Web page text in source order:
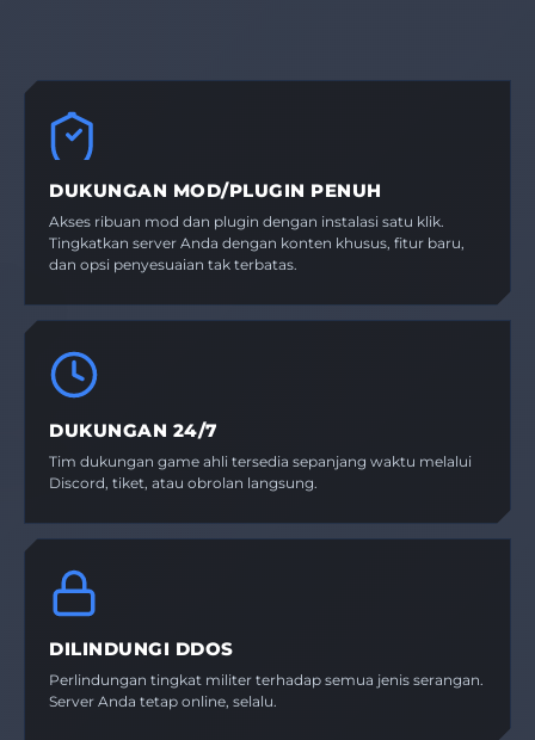
DUKUNGAN MOD/PLUGIN PENUH
Akses ribuan mod dan plugin dengan instalasi satu klik.
Tingkatkan server Anda dengan konten khusus, fitur baru,
dan opsi penyesuaian tak terbatas.
DUKUNGAN 24/7
Tim dukungan game ahli tersedia sepanjang waktu melalui
Discord, tiket, atau obrolan langsung.
DILINDUNGI DDOS
Perlindungan tingkat militer terhadap semua jenis serangan.
Server Anda tetap online, selalu.